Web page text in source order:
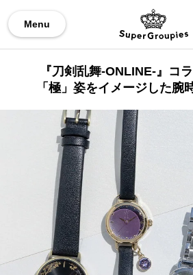
Menu
『刀剣乱舞-ONLINE-』コ
「極」姿をイメージした腕